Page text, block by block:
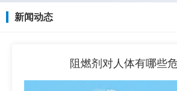
新闻动态
阻燃剂对人体有哪些